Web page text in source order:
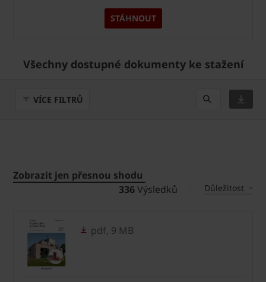
STÁHNOUT
Všechny dostupné dokumenty ke stažení
VÍCE FILTRŮ
Zobrazit jen přesnou shodu
336Výsledků Důležitost
pdf, 9 MB